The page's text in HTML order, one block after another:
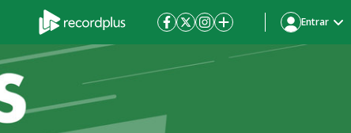
Entrar